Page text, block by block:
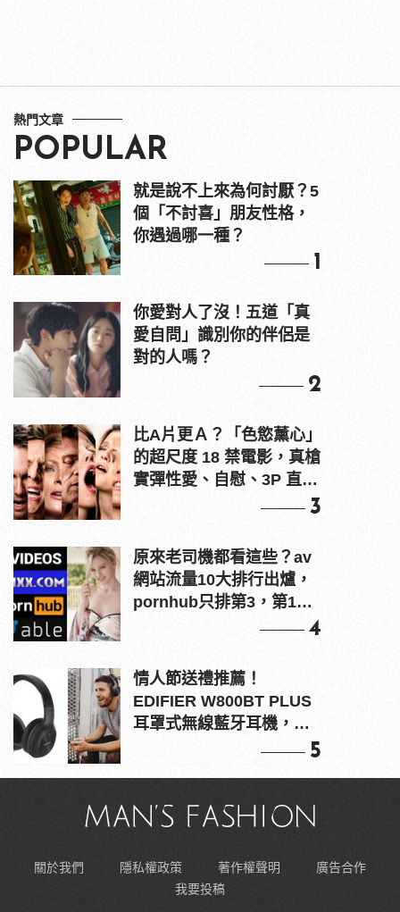
熱門文章
POPULAR
就是說不上來為何討厭？5
個「不討喜」朋友性格，
你遇過哪一種？
1
你愛對人了沒！五道「真
愛自問」識別你的伴侶是
對的人嗎？
2
比A片更Ａ？「色慾薰心」
的超尺度 18 禁電影，真槍
實彈性愛、自慰、3P 直接
3
原來老司機都看這些？av
網站流量10大排行出爐，
pornhub只排第3，第1名
4
情人節送禮推薦！
EDIFIER W800BT PLUS
耳罩式無線藍牙耳機，在
5
關於我們 隱私權政策 著作權聲明
廣告合作
我要投稿